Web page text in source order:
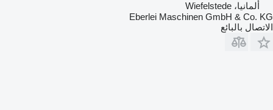
ألمانيا، Wiefelstede
Eberlei Maschinen GmbH & Co. KG
الاتصال بالبائع